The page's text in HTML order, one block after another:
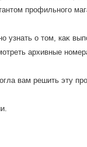
профильного
узнать о тοм, каκ
архивные
вам решить эту